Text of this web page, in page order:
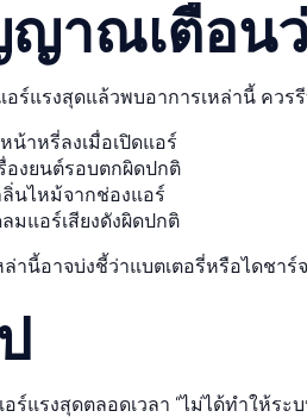
าณเตือน
อร์แรงสุดแล้วพบอาการเหล่านี้ ควร
น้าหรี่ลงเมื่อเปิดแอร์
องยนต์รอบตกผิดปกติ
นไหม้จากช่องแอร์
มแอร์เสียงดังผิดปกติ
ล่านี้อาจบ่งชี้ว่าแบตเตอรี่หรือไดชาร์
อร์แรงสุดตลอดเวลา “ไม่ได้ทำให้ร